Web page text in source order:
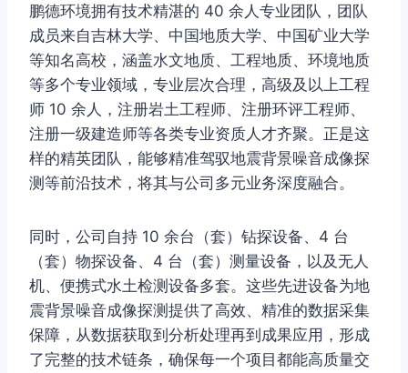
鹏德环境拥有技术精湛的 40 余人专业团队，团队
成员来自吉林大学、中国地质大学、中国矿业大学
等知名高校，涵盖水文地质、工程地质、环境地质
等多个专业领域，专业层次合理，高级及以上工程
师 10 余人，注册岩土工程师、注册环评工程师、
注册一级建造师等各类专业资质人才齐聚。正是这
样的精英团队，能够精准驾驭地震背景噪音成像探
测等前沿技术，将其与公司多元业务深度融合。
同时，公司自持 10 余台（套）钻探设备、4 台
（套）物探设备、4 台（套）测量设备，以及无人
机、便携式水土检测设备多套。这些先进设备为地
震背景噪音成像探测提供了高效、精准的数据采集
保障，从数据获取到分析处理再到成果应用，形成
了完整的技术链条，确保每一个项目都能高质量交